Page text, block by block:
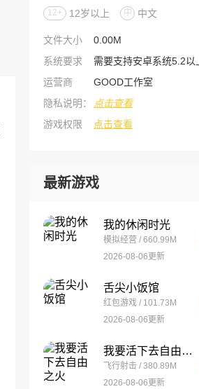
12+ 12岁以上 中 中文
文件大小
0.00M
系统要求
需要支持安卓系统5.2以
运营商
GOOD工作室
隐私说明：
点击查看
游戏权限
点击查看
最新游戏
我的休闲时光
模拟经营 / 660.99M
2026-08-06更新
舌尖小饭馆
红包游戏 / 101.73M
2026-08-06更新
我要活下去自由之火
飞行射击 / 380.89M
2026-08-06更新